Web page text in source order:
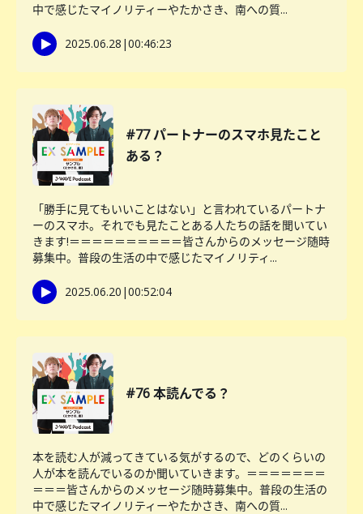
中で感じたマイノリティーやたかさき、南への質...
2025.06.28 |00:46:23
#77 パートナーのスマホ見たこと
ある？
「勝手に見てもいいことはない」と言われているパートナ
ーのスマホ。それでも見たことある人たちの話を聞いてい
きます!＝＝＝＝＝＝＝＝＝＝皆さんからのメッセージ随時
募集中。普段の生活の中で感じたマイノリティ...
2025.06.20 |00:52:04
#76 本読んでる？
本を読む人が減ってきている気がするので、どのくらいの
人が本を読んでいるのか聞いていきます。＝＝＝＝＝＝＝
＝＝＝皆さんからのメッセージ随時募集中。普段の生活の
中で感じたマイノリティーやたかさき、南への質...